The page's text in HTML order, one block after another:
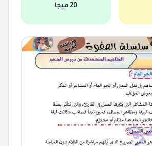
20 ميجا